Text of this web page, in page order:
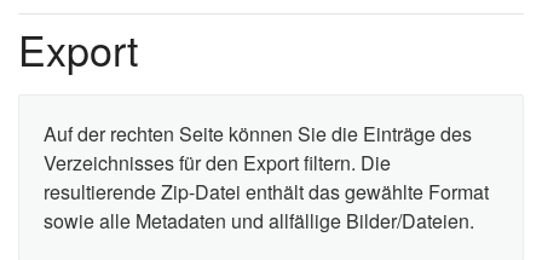
Export
Auf der rechten Seite können Sie die Einträge des
Verzeichnisses für den Export filtern. Die
resultierende Zip-Datei enthält das gewählte Format
sowie alle Metadaten und allfällige Bilder/Dateien.